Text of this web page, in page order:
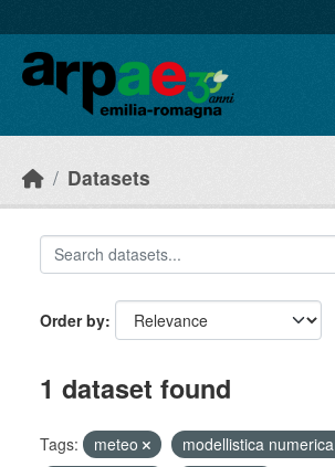
Datasets
Order by
1 dataset found
Tags: meteo modellistica numerica